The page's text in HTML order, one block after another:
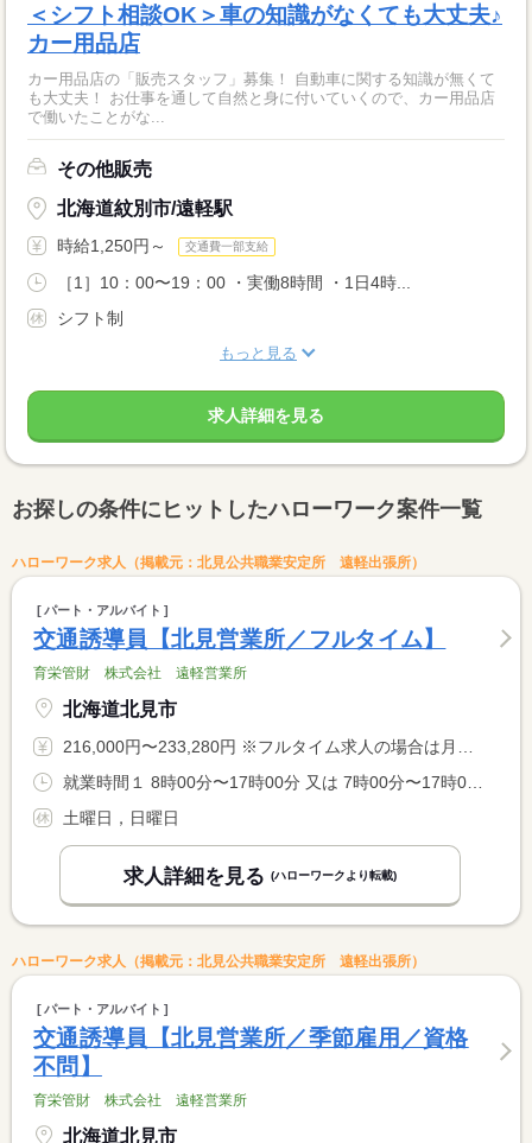
＜シフト相談OK＞車の知識がなくても大丈夫♪
カー用品店
カー用品店の「販売スタッフ」募集！ 自動車に関する知識が無くて
も大丈夫！ お仕事を通して自然と身に付いていくので、カー用品店
で働いたことがな...
その他販売
北海道紋別市/遠軽駅
時給1,250円～ 交通費一部支給
［1］10：00〜19：00 ・実働8時間 ・1日4時...
シフト制
もっと見る
求人詳細を見る
お探しの条件にヒットしたハローワーク案件一覧
ハローワーク求人（掲載元：北見公共職業安定所 遠軽出張所）
パート・アルバイト
交通誘導員【北見営業所／フルタイム】
育栄管財 株式会社 遠軽営業所
北海道北見市
216,000円〜233,280円 ※フルタイム求人の場合は月額（換算額）、パート求人の場合は時間額を表示しています。
土曜日，日曜日
求人詳細を見る (ハローワークより転載)
ハローワーク求人（掲載元：北見公共職業安定所 遠軽出張所）
パート・アルバイト
交通誘導員【北見営業所／季節雇用／資格
不問】
育栄管財 株式会社 遠軽営業所
北海道北見市